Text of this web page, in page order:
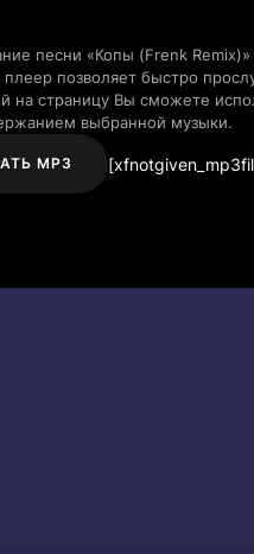
песни «Копы (Frenk
позволяет быстро
на страницу Вы сможете
выбранной музыки.
MP3